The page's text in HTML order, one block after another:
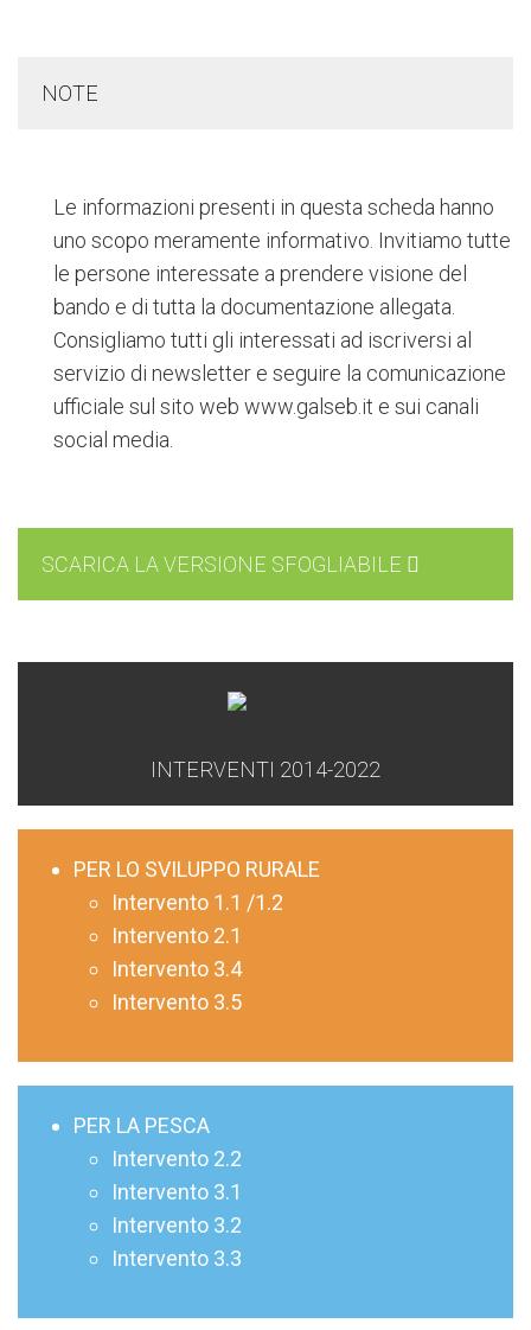
NOTE
Le informazioni presenti in questa scheda hanno
uno scopo meramente informativo. Invitiamo tutte
le persone interessate a prendere visione del
bando e di tutta la documentazione allegata.
Consigliamo tutti gli interessati ad iscriversi al
servizio di newsletter e seguire la comunicazione
ufficiale sul sito web www.galseb.it e sui canali
social media.
SCARICA LA VERSIONE SFOGLIABILE
INTERVENTI 2014-2022
PER LO SVILUPPO RURALE
Intervento 1.1 /1.2
Intervento 2.1
Intervento 3.4
Intervento 3.5
PER LA PESCA
Intervento 2.2
Intervento 3.1
Intervento 3.2
Intervento 3.3